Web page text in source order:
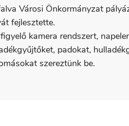
Városi Önkormányzat
fejlesztette.
kamera rendszert,
padokat,
szereztünk be.